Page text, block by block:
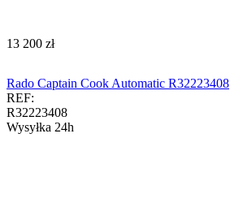
‍13 200‍ zł
Rado Captain Cook Automatic R32223408
REF:
R32223408
Wysyłka 24h